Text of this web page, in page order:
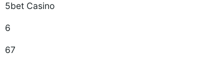
5bet Casino
6
67